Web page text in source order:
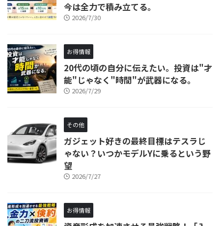
今は全力で積み立てる。
2026/7/30
お得情報
20代の頃の自分に伝えたい。投資は"才
能"じゃなく"時間"が武器になる。
2026/7/29
その他
ガジェット好きの最終目標はテスラじ
ゃない？いつかモデルYに乗るという野
望
2026/7/27
お得情報